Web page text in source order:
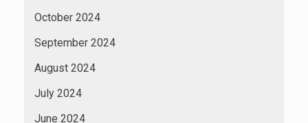
October 2024
September 2024
August 2024
July 2024
June 2024